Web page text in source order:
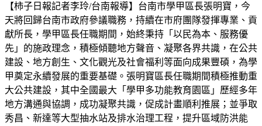
【柿子日報記者李玲/台南報導】台南市學甲區長張明寶，今
天將回歸台南市政府參議職務，持續在市府團隊發揮專業、貢
獻所長，學甲區長任職期間，始終秉持「以民為本、服務優
先」的施政理念，積極傾聽地方聲音、凝聚各界共識，在公共
建設、地方創生、文化觀光及社會福利等面向成果豐碩，為學
甲奠定永續發展的重要基礎。張明寶區長任職期間積極推動重
大公共建設，其中全國最大「學甲多功能教育園區」歷經多年
地方溝通與協調，成功凝聚共識，促成計畫順利推展；並爭取
秀昌、新達等大型抽水站及排水治理工程，提升區域防洪能